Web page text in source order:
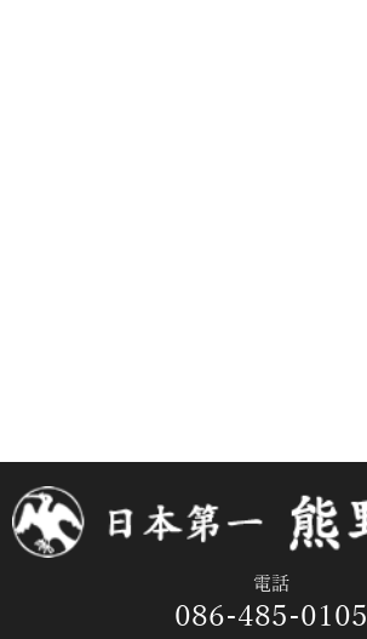
電話
086-485-0105